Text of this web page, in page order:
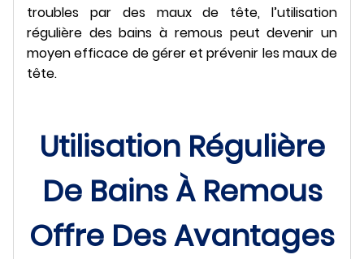
troubles par des maux de tête, l’utilisation
régulière des bains à remous peut devenir un
moyen efficace de gérer et prévenir les maux de
tête.
Utilisation Régulière
De Bains À Remous
Offre Des Avantages